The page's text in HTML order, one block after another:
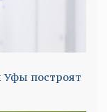
Уфы построят